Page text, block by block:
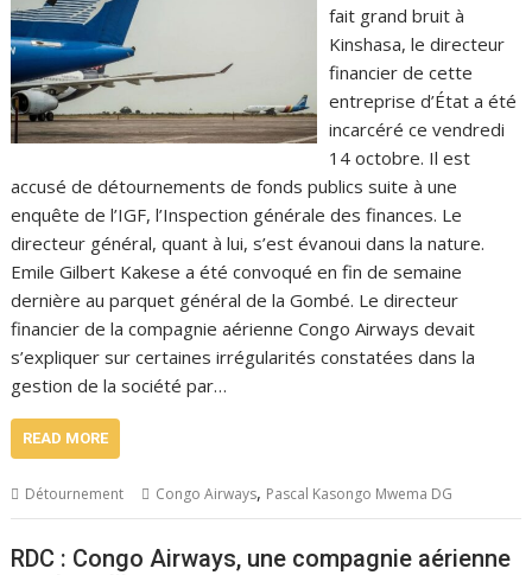
fait grand bruit à
Kinshasa, le directeur
financier de cette
entreprise d’État a été
incarcéré ce vendredi
14 octobre. Il est
accusé de détournements de fonds publics suite à une
enquête de l’IGF, l’Inspection générale des finances. Le
directeur général, quant à lui, s’est évanoui dans la nature.
Emile Gilbert Kakese a été convoqué en fin de semaine
dernière au parquet général de la Gombé. Le directeur
financier de la compagnie aérienne Congo Airways devait
s’expliquer sur certaines irrégularités constatées dans la
gestion de la société par…
READ MORE
Détournement Congo Airways, Pascal Kasongo Mwema DG
RDC : Congo Airways, une compagnie aérienne